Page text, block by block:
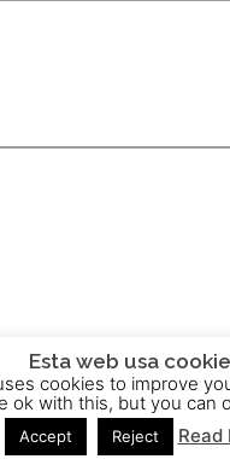
2015 - 2025 © Powered byTheme-
Esta web usa
cookies to improve
ok with this, but you can
Accept Reject Read